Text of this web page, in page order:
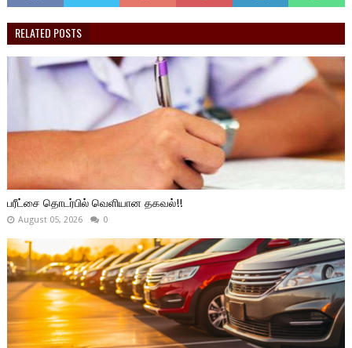
RELATED POSTS
பரீட்சை தொடர்பில் வெளியான தகவல்!!
August 05, 2026 0